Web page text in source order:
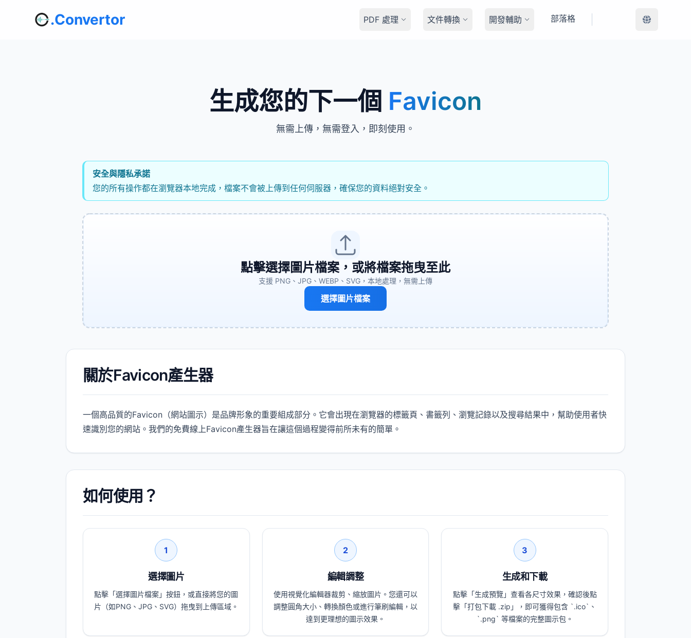
.Convertor PDF 處理 文件轉換 開發輔助 部落格
生成您的下一個 Favicon
無需上傳，無需登入，即刻使用。
安全與隱私承諾
您的所有操作都在瀏覽器本地完成，檔案不會被上傳到任何伺服器，確保您的資料絕對安全。
點擊選擇圖片檔案，或將檔案拖曳至此
支援 PNG、JPG、WEBP、SVG，本地處理，無需上傳
選擇圖片檔案
關於Favicon產生器
一個高品質的Favicon（網站圖示）是品牌形象的重要組成部分。它會出現在瀏覽器的標籤頁、書籤列、瀏覽記錄以及搜尋結果中，幫助使用者快
速識別您的網站。我們的免費線上Favicon產生器旨在讓這個過程變得前所未有的簡單。
如何使用？
1
選擇圖片
點擊「選擇圖片檔案」按鈕，或直接將您的圖
片（如PNG、JPG、SVG）拖曳到上傳區域。
2
編輯調整
使用視覺化編輯器裁剪、縮放圖片。您還可以
調整圓角大小、轉換顏色或進行筆刷編輯，以
達到更理想的圖示效果。
3
生成和下載
點擊「生成預覽」查看各尺寸效果，確認後點
擊「打包下載 .zip」，即可獲得包含 `.ico`、
`.png` 等檔案的完整圖示包。